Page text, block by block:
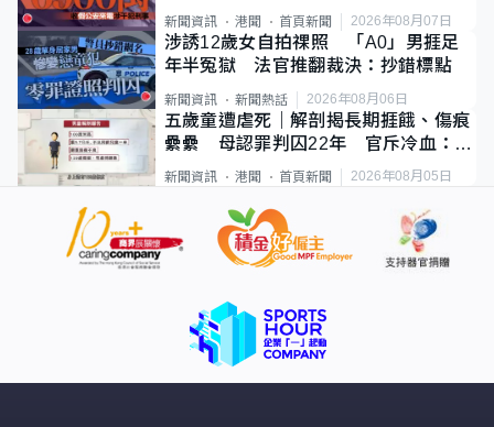
新聞資訊 港聞 首頁新聞 2026年08月07日
涉誘12歲女自拍祼照 「A0」男捱足
年半冤獄 法官推翻裁決：抄錯標點
新聞資訊 新聞熱話 2026年08月06日
五歲童遭虐死｜解剖揭長期捱餓、傷痕
纍纍 母認罪判囚22年 官斥冷血：同
類案最惡劣
新聞資訊 港聞 首頁新聞 2026年08月05日